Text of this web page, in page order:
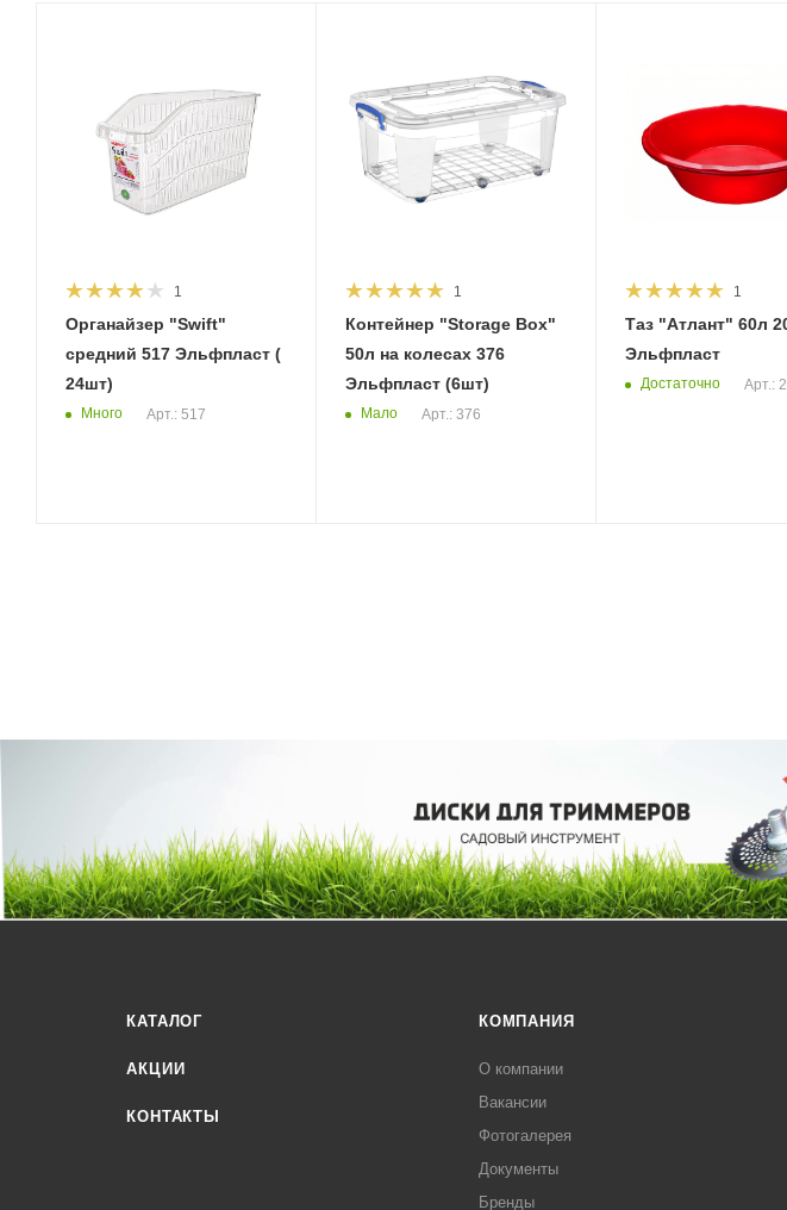
1
Органайзер "Swift"
средний 517 Эльфпласт (
24шт)
Много Арт.: 517
1
Контейнер "Storage Box"
50л на колесах 376
Эльфпласт (6шт)
Мало Арт.: 376
1
Таз "Атлант" 60л 208
Эльфпласт
Достаточно Арт.:
КАТАЛОГ
АКЦИИ
КОНТАКТЫ
КОМПАНИЯ
О компании
Вакансии
Фотогалерея
Документы
Бренды